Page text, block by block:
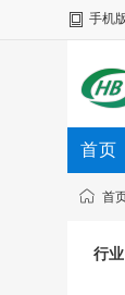
手机
首页
首
行业